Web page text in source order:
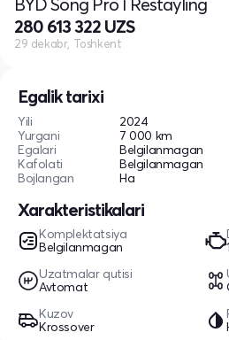
Egalik tarixi
Yili
2024
Yurgani
7 000 km
Egalari
Belgilanmagan
Kafolati
Belgilanmagan
Bojlangan
Ha
Xarakteristikalari
Komplektatsiya
Belgilanmagan
Uzatmalar qutisi
Avtomat
Kuzov
Krossover
280 613 322 UZS
29 dekabr, Toshkent